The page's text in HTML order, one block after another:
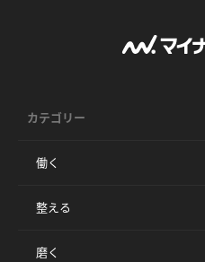
カテゴリー
働く
整える
磨く